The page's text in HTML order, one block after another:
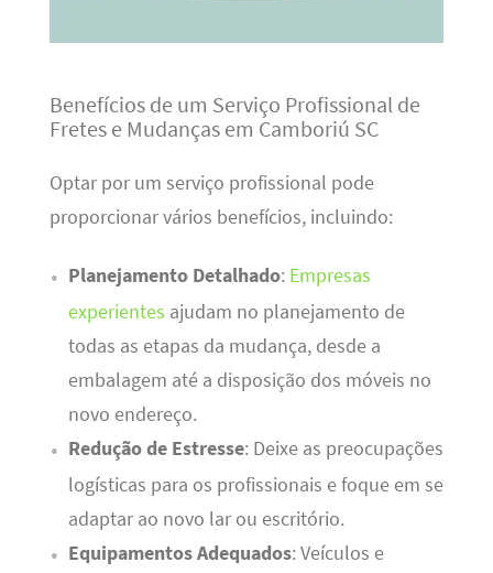
Benefícios de um Serviço Profissional de
Fretes e Mudanças em Camboriú SC
Optar por um serviço profissional pode
proporcionar vários benefícios, incluindo:
Planejamento Detalhado: Empresas
experientes ajudam no planejamento de
todas as etapas da mudança, desde a
embalagem até a disposição dos móveis no
novo endereço.
Redução de Estresse: Deixe as preocupações
logísticas para os profissionais e foque em se
adaptar ao novo lar ou escritório.
Equipamentos Adequados: Veículos e